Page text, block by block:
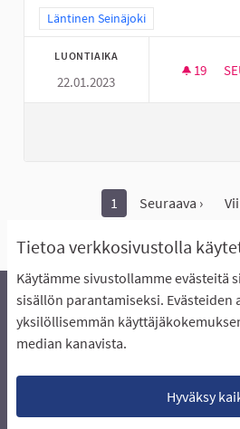
Tietoa verkkosivustolla
Käytämme sivustollamme evästeitä
sisällön parantamiseksi. Evästeiden
yksilöllisemmän
median kanavista.
Hyväksy
Rajaa tulokset teeman mukaan:
Läntinen Seinäjoki
LUONTIAIKA
22.01.2023
19 19
1 Seuraava ›
Äänestyksen pikaohjeet
Näin äänestät Asukasbudjetissa
Lataa